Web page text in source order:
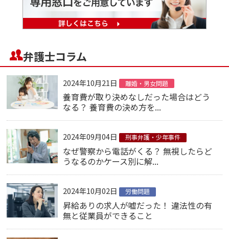
弁護士コラム
2024年10月21日 離婚・男女問題
養育費が取り決めなしだった場合はどう
なる？ 養育費の決め方を...
2024年09月04日 刑事弁護・少年事件
なぜ警察から電話がくる？ 無視したらど
うなるのかケース別に解...
2024年10月02日 労働問題
昇給ありの求人が嘘だった！ 違法性の有
無と従業員ができること